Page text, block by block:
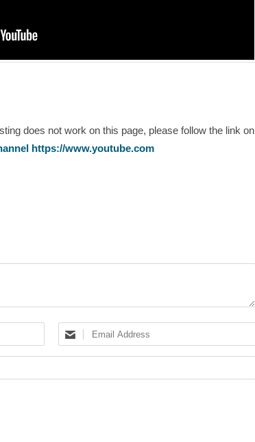
does not work on this page, please follow the link on
https://www.youtube.com